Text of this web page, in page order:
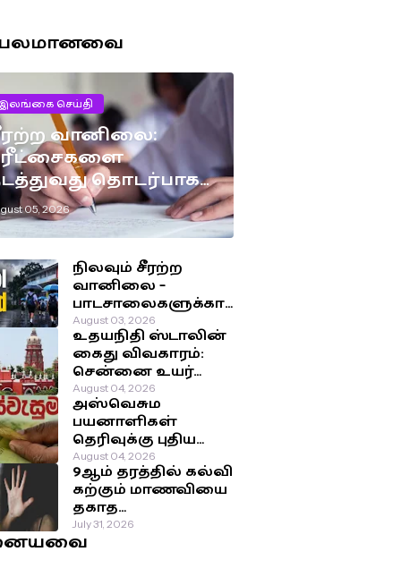
செய்தி
வானிலை:
தொடர்பாக
தீர்மானம்!
05, 2026
நிலவும் சீரற்ற
வானிலை –
பாடசாலைகளுக்கா
ன விடுமுறை
தொடர்பில்
வௌியான தகவல்!
August 03, 2026
உதயநிதி ஸ்டாலின்
கைது விவகாரம்:
சென்னை உயர்
நீதிமன்றம்
பிறப்பித்த அதிரடி
உத்தரவு!
August 04, 2026
அஸ்வெசும
பயனாளிகள்
தெரிவுக்கு புதிய
முறை: சமூக-
பொருளாதார
நிலைக்கு
முன்னுரிமை!
August 04, 2026
9ஆம் தரத்தில் கல்வி
கற்கும் மாணவியை
தகாத
செயற்பாட்டுக்கு
உட்படுத்திய சக
July 31, 2026